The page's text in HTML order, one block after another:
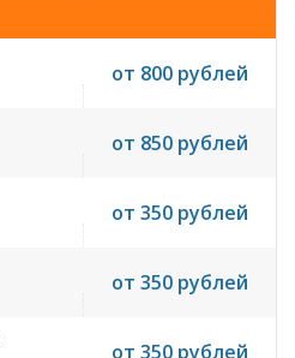
от 800 рублей
от 850 рублей
от 350 рублей
от 350 рублей
от 350 рублей